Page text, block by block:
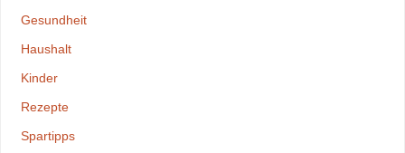
Gesundheit
Haushalt
Kinder
Rezepte
Spartipps